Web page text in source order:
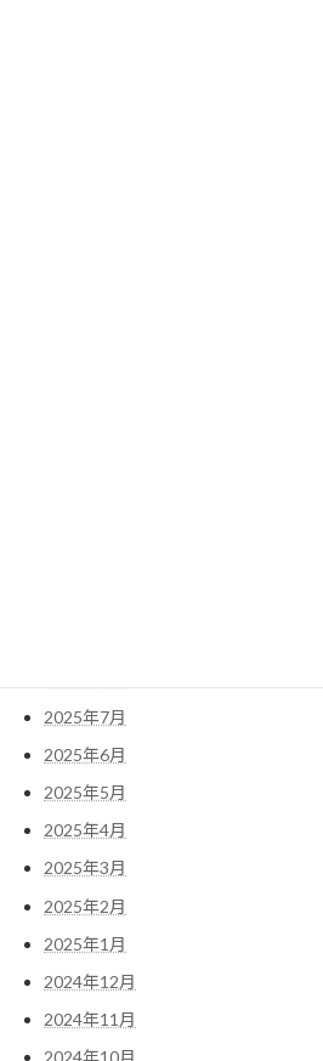
2025年7月
2025年6月
2025年5月
2025年4月
2025年3月
2025年2月
2025年1月
2024年12月
2024年11月